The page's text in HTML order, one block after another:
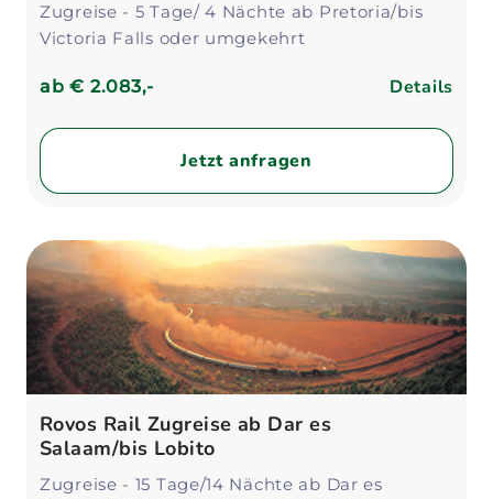
Zugreise - 5 Tage/ 4 Nächte ab Pretoria/bis
Victoria Falls oder umgekehrt
ab€ 2.083,- Details
Jetzt anfragen
Rovos Rail Zugreise ab Dar es
Salaam/bis Lobito
Zugreise - 15 Tage/14 Nächte ab Dar es